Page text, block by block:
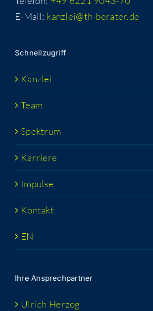
E-Mail: kanzlei@th-berater.de
Schnell­zu­griff
Kanz­lei
Team
Spek­trum
Kar­rie­re
Impul­se
Kon­takt
EN
Ihre Ansprech­part­ner
Ulrich Her­zog